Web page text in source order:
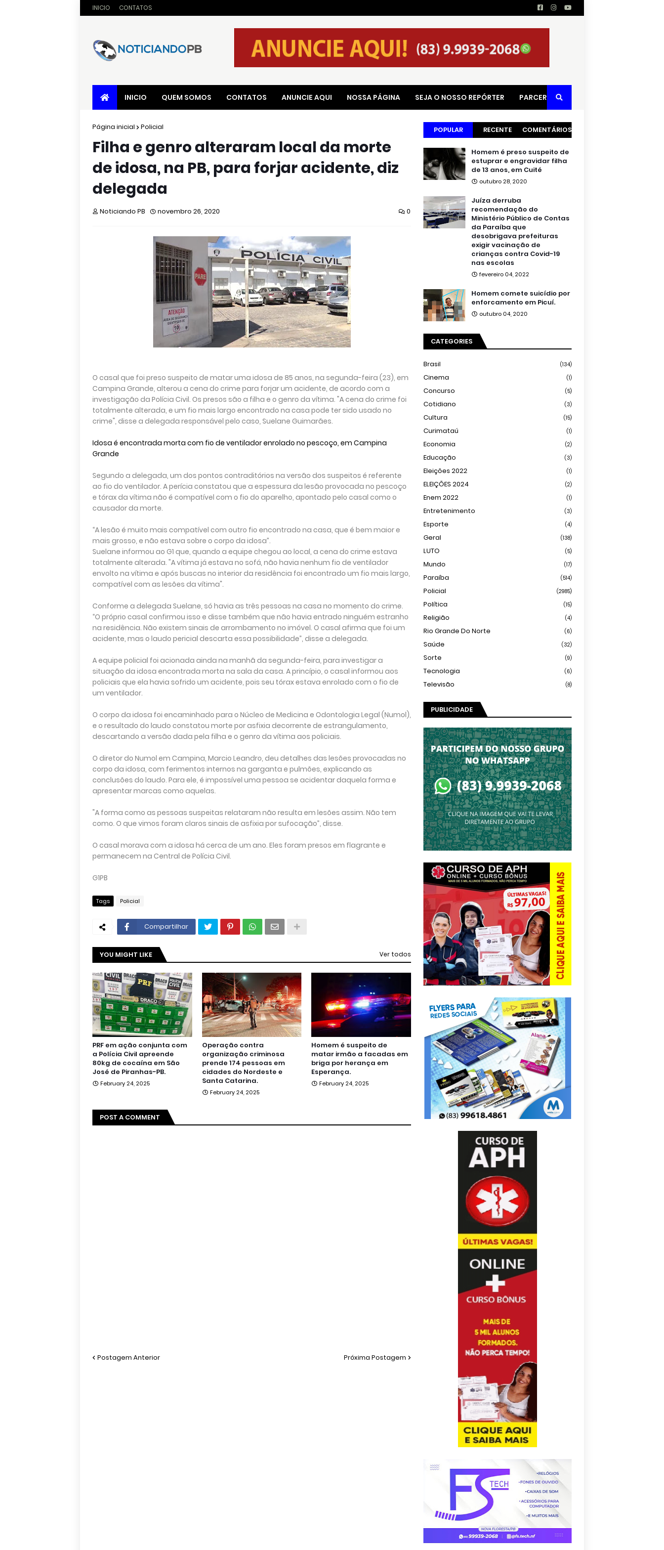
INICIO CONTATOS
INICIO QUEM SOMOS CONTATOS ANUNCIE AQUI NOSSA PÁGINA SEJA O NOSSO REPÓRTER PARCERIAS
Página inicial Policial
Filha e genro alteraram local da morte
de idosa, na PB, para forjar acidente, diz
delegada
Noticiando PB novembro 26, 2020 0
O casal que foi preso suspeito de matar uma idosa de 85 anos, na segunda-feira (23), em
Campina Grande, alterou a cena do crime para forjar um acidente, de acordo com a
investigação da Polícia Civil. Os presos são a filha e o genro da vítima. "A cena do crime foi
totalmente alterada, e um fio mais largo encontrado na casa pode ter sido usado no
crime", disse a delegada responsável pelo caso, Suelane Guimarães.
Idosa é encontrada morta com fio de ventilador enrolado no pescoço, em Campina
Grande
Segundo a delegada, um dos pontos contraditórios na versão dos suspeitos é referente
ao fio do ventilador. A perícia constatou que a espessura da lesão provocada no pescoço
e tórax da vítima não é compatível com o fio do aparelho, apontado pelo casal como o
causador da morte.
“A lesão é muito mais compatível com outro fio encontrado na casa, que é bem maior e
mais grosso, e não estava sobre o corpo da idosa”.
Suelane informou ao G1 que, quando a equipe chegou ao local, a cena do crime estava
totalmente alterada. "A vítima já estava no sofá, não havia nenhum fio de ventilador
envolto na vítima e após buscas no interior da residência foi encontrado um fio mais largo,
compatível com as lesões da vítima".
Conforme a delegada Suelane, só havia as três pessoas na casa no momento do crime.
“O próprio casal confirmou isso e disse também que não havia entrado ninguém estranho
na residência. Não existem sinais de arrombamento no imóvel. O casal afirma que foi um
acidente, mas o laudo pericial descarta essa possibilidade”, disse a delegada.
A equipe policial foi acionada ainda na manhã da segunda-feira, para investigar a
situação da idosa encontrada morta na sala da casa. A princípio, o casal informou aos
policiais que ela havia sofrido um acidente, pois seu tórax estava enrolado com o fio de
um ventilador.
O corpo da idosa foi encaminhado para o Núcleo de Medicina e Odontologia Legal (Numol),
e o resultado do laudo constatou morte por asfixia decorrente de estrangulamento,
descartando a versão dada pela filha e o genro da vítima aos policiais.
O diretor do Numol em Campina, Marcio Leandro, deu detalhes das lesões provocadas no
corpo da idosa, com ferimentos internos na garganta e pulmões, explicando as
conclusões do laudo. Para ele, é impossível uma pessoa se acidentar daquela forma e
apresentar marcas como aquelas.
"A forma como as pessoas suspeitas relataram não resulta em lesões assim. Não tem
como. O que vimos foram claros sinais de asfixia por sufocação”, disse.
O casal morava com a idosa há cerca de um ano. Eles foram presos em flagrante e
permanecem na Central de Polícia Civil.
G1PB
Tags Policial
Compartilhar
YOU MIGHT LIKE Ver todos
PRF em ação conjunta com
a Polícia Civil apreende
80kg de cocaína em São
José de Piranhas-PB.
February 24, 2025
Operação contra
organização criminosa
prende 174 pessoas em
cidades do Nordeste e
Santa Catarina.
February 24, 2025
Homem é suspeito de
matar irmão a facadas em
briga por herança em
Esperança.
February 24, 2025
POST A COMMENT
Postagem Anterior Próxima Postagem
POPULAR RECENTE COMENTÁRIOS
Homem é preso suspeito de
estuprar e engravidar filha
de 13 anos, em Cuité
outubro 28, 2020
Juíza derruba
recomendação do
Ministério Público de Contas
da Paraíba que
desobrigava prefeituras
exigir vacinação de
crianças contra Covid-19
nas escolas
fevereiro 04, 2022
Homem comete suicídio por
enforcamento em Picuí.
outubro 04, 2020
CATEGORIES
Brasil (134)
Cinema (1)
Concurso (5)
Cotidiano (3)
Cultura (15)
Curimataú (1)
Economia (2)
Educação (3)
Eleições 2022 (1)
ELEIÇÕES 2024 (2)
Enem 2022 (1)
Entretenimento (3)
Esporte (4)
Geral (138)
LUTO (5)
Mundo (17)
Paraíba (514)
Policial (2985)
Política (15)
Religião (4)
Rio Grande Do Norte (6)
Saúde (32)
Sorte (9)
Tecnologia (6)
Televisão (8)
PUBLICIDADE